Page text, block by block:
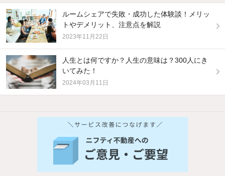
ルームシェアで失敗・成功した体験談！メリッ
トやデメリット、注意点を解説
2023年11月22日
人生とは何ですか？人生の意味は？300人にき
いてみた！
2024年03月11日
バス・トイレ別 2階以上